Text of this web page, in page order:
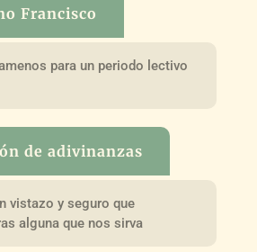
Francisco
para un periodo lectivo
de adivinanzas
vistazo y seguro que
alguna que nos sirva